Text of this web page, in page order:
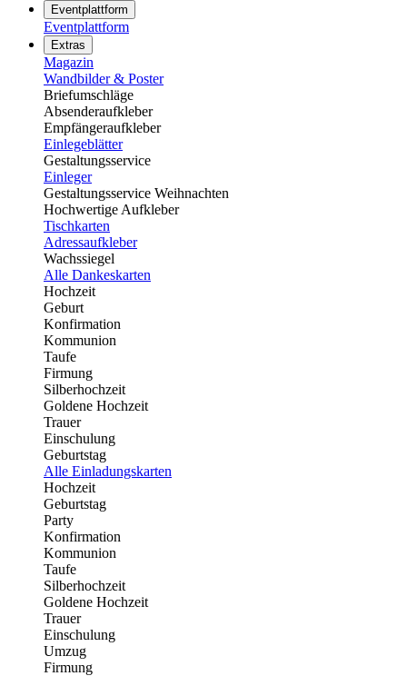
Eventplattform
Eventplattform
Extras
Magazin
Wandbilder & Poster
Briefumschläge
Absenderaufkleber
Empfängeraufkleber
Einlegeblätter
Gestaltungsservice
Einleger
Gestaltungsservice Weihnachten
Hochwertige Aufkleber
Tischkarten
Adressaufkleber
Wachssiegel
Alle Dankeskarten
Hochzeit
Geburt
Konfirmation
Kommunion
Taufe
Firmung
Silberhochzeit
Goldene Hochzeit
Trauer
Einschulung
Geburtstag
Alle Einladungskarten
Hochzeit
Geburtstag
Party
Konfirmation
Kommunion
Taufe
Silberhochzeit
Goldene Hochzeit
Trauer
Einschulung
Umzug
Firmung